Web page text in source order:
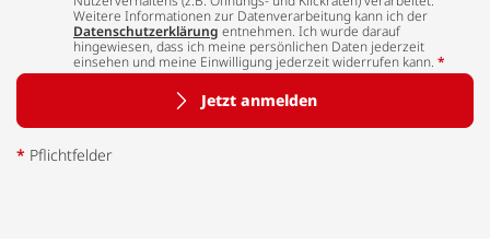
Weitere Informationen zur Datenverarbeitung kann ich der
Datenschutzerklärung entnehmen. Ich wurde darauf
hingewiesen, dass ich meine persönlichen Daten jederzeit
einsehen und meine Einwilligung jederzeit widerrufen kann. *
Jetzt anmelden
* Pflichtfelder